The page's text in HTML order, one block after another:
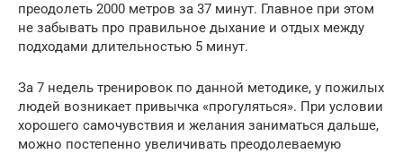
преодолеть 2000 метров за 37 минут. Главное при этом
не забывать про правильное дыхание и отдых между
подходами длительностью 5 минут.
За 7 недель тренировок по данной методике, у пожилых
людей возникает привычка «прогуляться». При условии
хорошего самочувствия и желания заниматься дальше,
можно постепенно увеличивать преодолеваемую